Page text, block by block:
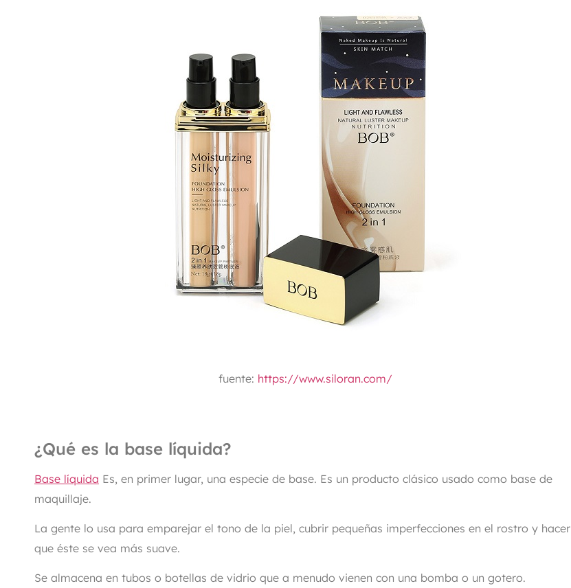
fuente: https://www.siloran.com/
¿Qué es la base líquida?
Base líquida Es, en primer lugar, una especie de base. Es un producto clásico usado como base de
maquillaje.
La gente lo usa para emparejar el tono de la piel, cubrir pequeñas imperfecciones en el rostro y hacer
que éste se vea más suave.
Se almacena en tubos o botellas de vidrio que a menudo vienen con una bomba o un gotero.